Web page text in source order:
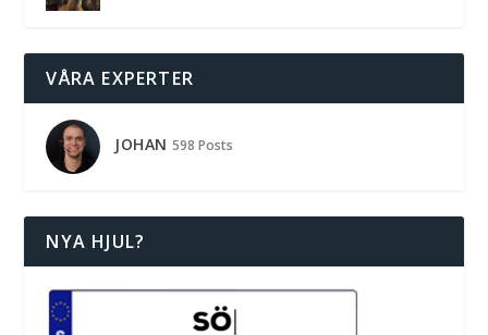
VÅRA EXPERTER
JOHAN 598 Posts
NYA HJUL?